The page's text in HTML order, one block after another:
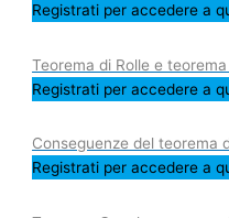
Registrati per accedere a
Teorema di Rolle e
Registrati per accedere a
Conseguenze del teorema
Registrati per accedere a